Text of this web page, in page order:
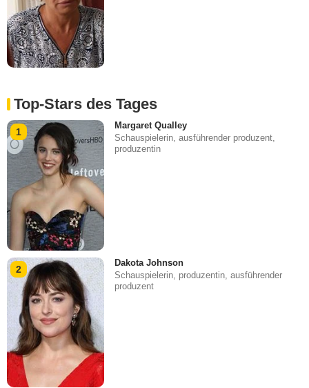
Top-Stars des Tages
1
Margaret Qualley
Schauspielerin, ausführender produzent,
produzentin
2
Dakota Johnson
Schauspielerin, produzentin, ausführender
produzent